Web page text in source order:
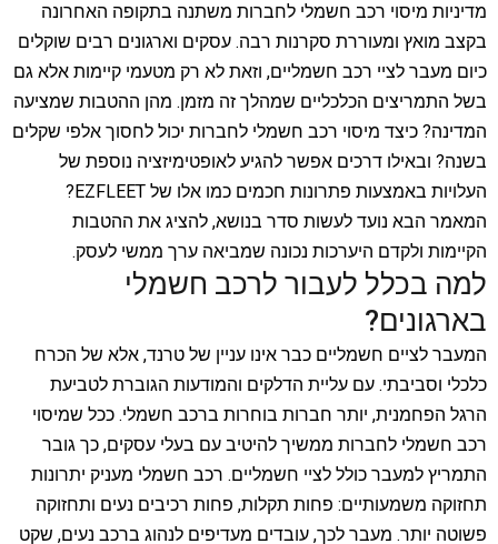
מדיניות מיסוי רכב חשמלי לחברות משתנה בתקופה האחרונה
בקצב מואץ ומעוררת סקרנות רבה. עסקים וארגונים רבים שוקלים
כיום מעבר לציי רכב חשמליים, וזאת לא רק מטעמי קיימות אלא גם
בשל התמריצים הכלכליים שמהלך זה מזמן. מהן ההטבות שמציעה
המדינה? כיצד מיסוי רכב חשמלי לחברות יכול לחסוך אלפי שקלים
בשנה? ובאילו דרכים אפשר להגיע לאופטימיזציה נוספת של
העלויות באמצעות פתרונות חכמים כמו אלו של EZFLEET?
המאמר הבא נועד לעשות סדר בנושא, להציג את ההטבות
הקיימות ולקדם היערכות נכונה שמביאה ערך ממשי לעסק.
למה בכלל לעבור לרכב חשמלי
בארגונים?
המעבר לציים חשמליים כבר אינו עניין של טרנד, אלא של הכרח
כלכלי וסביבתי. עם עליית הדלקים והמודעות הגוברת לטביעת
הרגל הפחמנית, יותר חברות בוחרות ברכב חשמלי. ככל שמיסוי
רכב חשמלי לחברות ממשיך להיטיב עם בעלי עסקים, כך גובר
התמריץ למעבר כולל לציי חשמליים. רכב חשמלי מעניק יתרונות
תחזוקה משמעותיים: פחות תקלות, פחות רכיבים נעים ותחזוקה
פשוטה יותר. מעבר לכך, עובדים מעדיפים לנהוג ברכב נעים, שקט